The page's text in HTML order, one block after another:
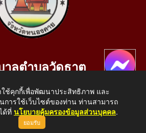
าลตำบลวัดธาตุ
ง จ.หนองคาย 43000
โทรสาร: 042-414759
ใช้คุกกี้เพื่อพัฒนาประสิทธิภาพ และ
ารใช้เว็บไซต์ของท่าน ท่านสามารถ
ด้ที่ นโยบายคุ้มครองข้อมูลส่วนบุคคล.
ยอมรับ